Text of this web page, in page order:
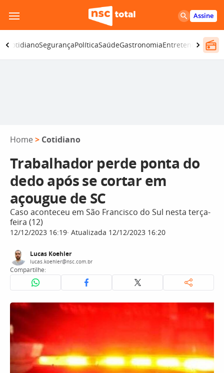
para
o
conteúdo
Assine
CotidianoSegurançaPolíticaSaúdeGastronomiaEntretenimento
Home > Cotidiano
Trabalhador perde ponta do
dedo após se cortar em
açougue de SC
Caso aconteceu em São Francisco do Sul nesta terça-
feira (12)
12/12/2023 16:19 Atualizada 12/12/2023 16:20
Lucas Koehler
lucas.koehler@nsc.com.br
Compartilhe: